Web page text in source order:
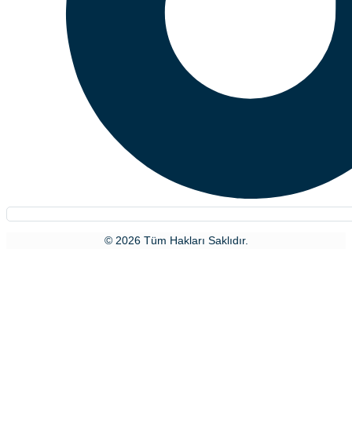
© 2026 Tüm Hakları Saklıdır.